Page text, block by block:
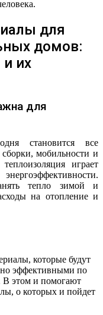
для
домов:
их
для
становится все
сборки, мобильности и
играет
тепло зимой и
на отопление и
которые будут
эффективными по
В этом и помогают
о которых и пойдет